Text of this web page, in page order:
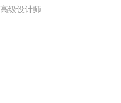
高级设计师